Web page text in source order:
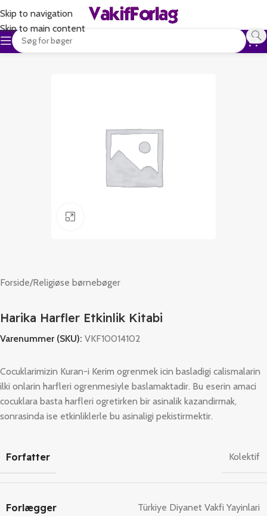
Skip to navigation
Skip to main content
Forside/Religiøse børnebøger
Harika Harfler Etkinlik Kitabi
Varenummer (SKU): VKF10014102
Cocuklarimizin Kuran-i Kerim ogrenmek icin basladigi calismalarin
ilki onlarin harfleri ogrenmesiyle baslamaktadir. Bu eserin amaci
cocuklara basta harfleri ogretirken bir asinalik kazandirmak,
sonrasinda ise etkinliklerle bu asinaligi pekistirmektir.
Forfatter Kolektif
Forlægger Türkiye Diyanet Vakfi Yayinlari